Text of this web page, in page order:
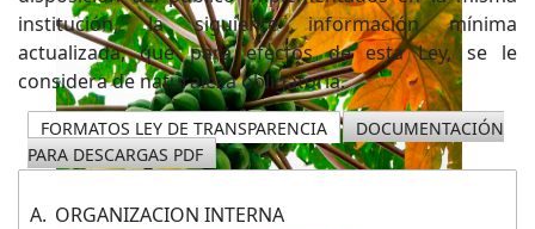
institución, la siguiente información mínima
actualizada, que para efectos de esta Ley, se le
considera de naturaleza obligatoria.
FORMATOS LEY DE TRANSPARENCIA
DOCUMENTACIÓN
PARA DESCARGAS PDF
A. ORGANIZACION INTERNA